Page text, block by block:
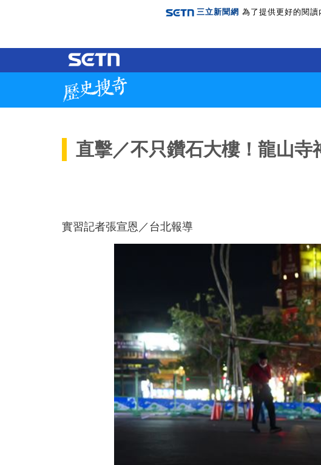
三立新聞網 為了提供更好的閱讀
直擊／不只鑽石大樓！龍山
實習記者張宣恩／台北報導